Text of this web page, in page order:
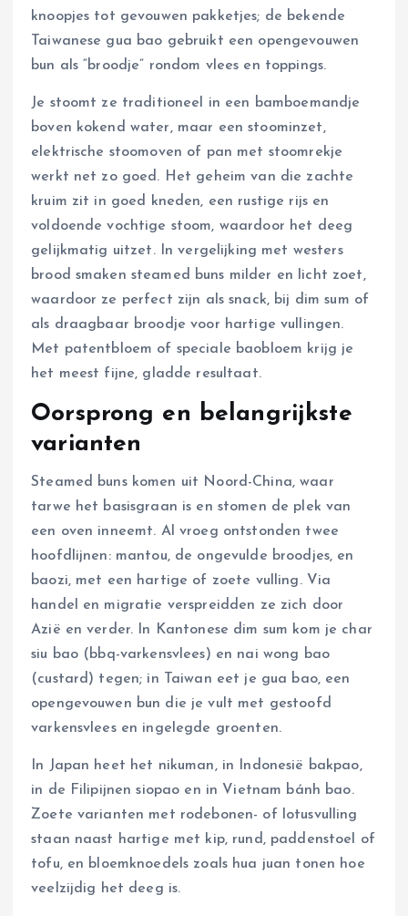
knoopjes tot gevouwen pakketjes; de bekende
Taiwanese gua bao gebruikt een opengevouwen
bun als “broodje” rondom vlees en toppings.
Je stoomt ze traditioneel in een bamboemandje
boven kokend water, maar een stoominzet,
elektrische stoomoven of pan met stoomrekje
werkt net zo goed. Het geheim van die zachte
kruim zit in goed kneden, een rustige rijs en
voldoende vochtige stoom, waardoor het deeg
gelijkmatig uitzet. In vergelijking met westers
brood smaken steamed buns milder en licht zoet,
waardoor ze perfect zijn als snack, bij dim sum of
als draagbaar broodje voor hartige vullingen.
Met patentbloem of speciale baobloem krijg je
het meest fijne, gladde resultaat.
Oorsprong en belangrijkste
varianten
Steamed buns komen uit Noord-China, waar
tarwe het basisgraan is en stomen de plek van
een oven inneemt. Al vroeg ontstonden twee
hoofdlijnen: mantou, de ongevulde broodjes, en
baozi, met een hartige of zoete vulling. Via
handel en migratie verspreidden ze zich door
Azië en verder. In Kantonese dim sum kom je char
siu bao (bbq-varkensvlees) en nai wong bao
(custard) tegen; in Taiwan eet je gua bao, een
opengevouwen bun die je vult met gestoofd
varkensvlees en ingelegde groenten.
In Japan heet het nikuman, in Indonesië bakpao,
in de Filipijnen siopao en in Vietnam bánh bao.
Zoete varianten met rodebonen- of lotusvulling
staan naast hartige met kip, rund, paddenstoel of
tofu, en bloemknoedels zoals hua juan tonen hoe
veelzijdig het deeg is.